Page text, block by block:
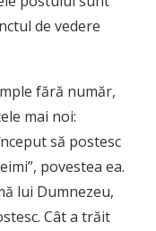
de vedere
fără număr,
mai noi:
să postesc
povestea ea.
lui Dumnezeu,
Cât a trăit